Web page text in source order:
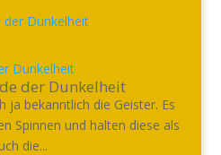
Dunkelheit
der Dunkelheit
ja bekanntlich die Geister. Es
Spinnen und halten diese als
die...